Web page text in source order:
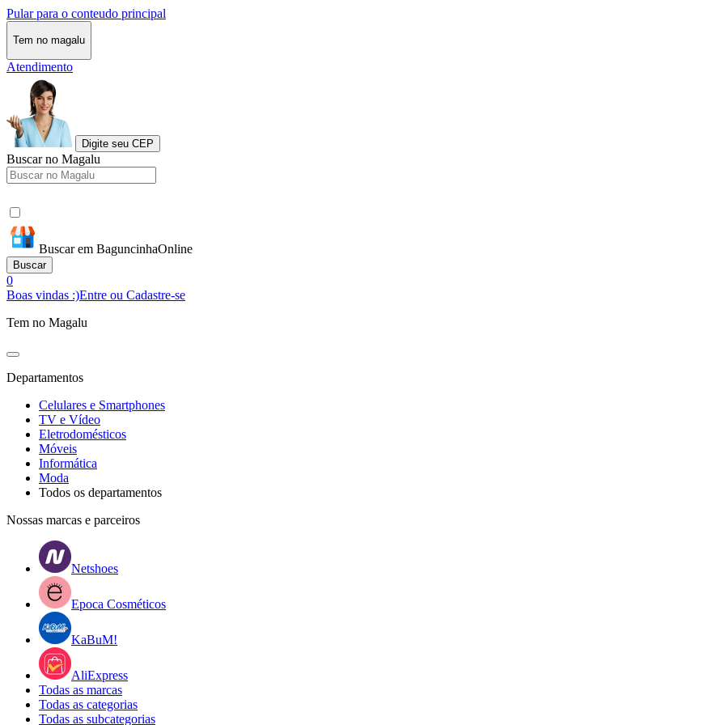
Pular para o conteudo principal
Tem no magalu
Atendimento
Digite seu CEP
Buscar no Magalu
Buscar em BaguncinhaOnline
Buscar
0
Boas vindas :)Entre ou Cadastre-se
Tem no Magalu
Departamentos
Celulares e Smartphones
TV e Vídeo
Eletrodomésticos
Móveis
Informática
Moda
Todos os departamentos
Nossas marcas e parceiros
Netshoes
Epoca Cosméticos
KaBuM!
AliExpress
Todas as marcas
Todas as categorias
Todas as subcategorias